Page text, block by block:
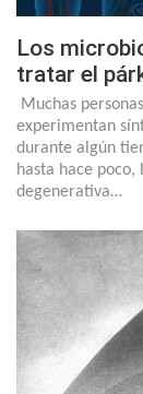
Los
tratar el
Muchas
experimentan
durante algún
hasta hace
degenerativa…